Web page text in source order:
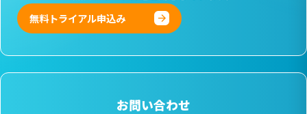
無料トライアル申込み
お問い合わせ